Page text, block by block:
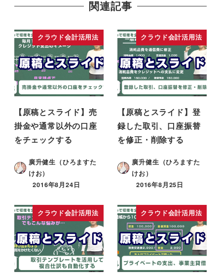
関連記事
クラウド会計活用法
【原稿とスライド】売
掛金や通常以外の口座
をチェックする
廣升健生（ひろますた
けお）
2016年8月24日
クラウド会計活用法
【原稿とスライド】登
録した取引、口座振替
を修正・削除する
廣升健生（ひろますた
けお）
2016年8月25日
クラウド会計活用法 クラウド会計活用法